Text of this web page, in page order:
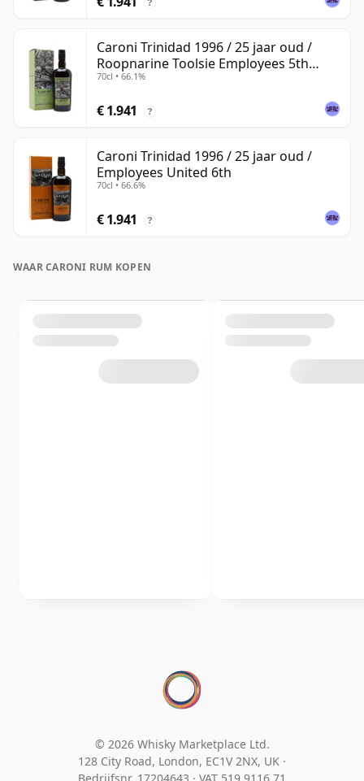
?
Caroni Trinidad 1996 / 25 jaar oud /
Roopnarine Toolsie Employees 5th
Release
70cl • 66.1%
€ 1.941 ?
Caroni Trinidad 1996 / 25 jaar oud /
Employees United 6th
70cl • 66.6%
€ 1.941 ?
WAAR CARONI RUM KOPEN
© 2026 Whisky Marketplace Ltd.
128 City Road, London, EC1V 2NX, UK ·